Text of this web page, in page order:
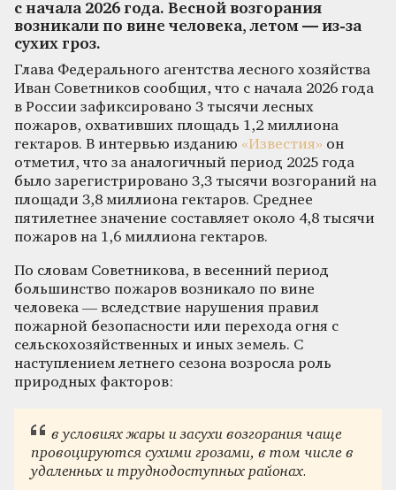
с начала 2026 года. Весной возгорания
возникали по вине человека, летом — из-за
сухих гроз.
Глава Федерального агентства лесного хозяйства
Иван Советников сообщил, что с начала 2026 года
в России зафиксировано 3 тысячи лесных
пожаров, охвативших площадь 1,2 миллиона
гектаров. В интервью изданию «Известия» он
отметил, что за аналогичный период 2025 года
было зарегистрировано 3,3 тысячи возгораний на
площади 3,8 миллиона гектаров. Среднее
пятилетнее значение составляет около 4,8 тысячи
пожаров на 1,6 миллиона гектаров.
По словам Советникова, в весенний период
большинство пожаров возникало по вине
человека — вследствие нарушения правил
пожарной безопасности или перехода огня с
сельскохозяйственных и иных земель. С
наступлением летнего сезона возросла роль
природных факторов:
в условиях жары и засухи возгорания чаще
провоцируются сухими грозами, в том числе в
удаленных и труднодоступных районах.